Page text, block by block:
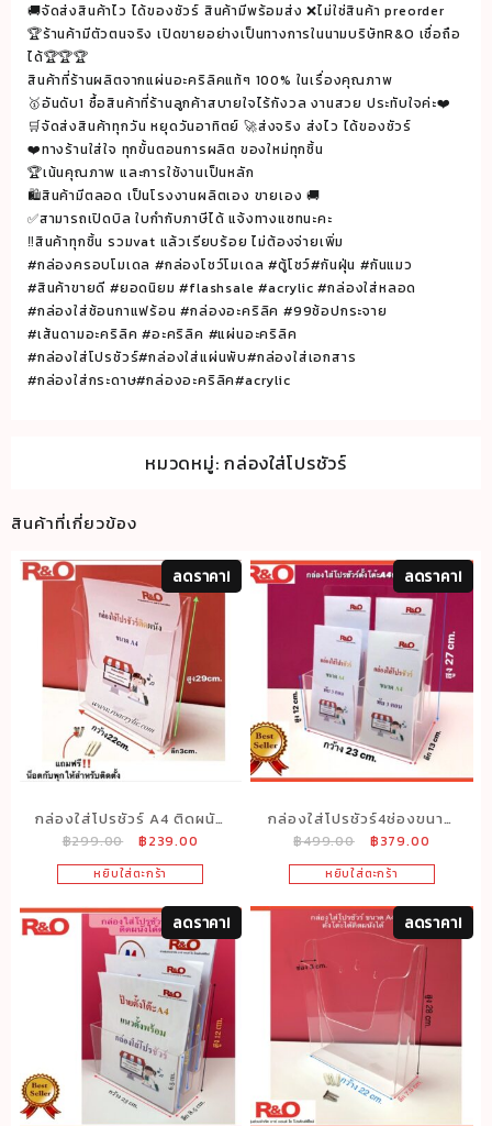
🚚จัดส่งสินค้าไว ได้ของชัวร์ สินค้ามีพร้อมส่ง ❌ไม่ใช่สินค้า preorder
🏆ร้านค้ามีตัวตนจริง เปิดขายอย่างเป็นทางการในนามบริษัทR&O เชื่อถือ
ได้🏆🏆🏆
สินค้าที่ร้านผลิตจากแผ่นอะคริลิคแท้ๆ 100% ในเรื่องคุณภาพ
🥇อันดับ1 ซื้อสินค้าที่ร้านลูกค้าสบายใจไร้กังวล งานสวย ประทับใจค่ะ❤️
🛒จัดส่งสินค้าทุกวัน หยุดวันอาทิตย์ 🚀ส่งจริง ส่งไว ได้ของชัวร์
❤️ทางร้านใส่ใจ ทุกขั้นตอนการผลิต ของใหม่ทุกชิ้น
🏆เน้นคุณภาพ และการใช้งานเป็นหลัก
🛍สินค้ามีตลอด เป็นโรงงานผลิตเอง ขายเอง 🚚
✅สามารถเปิดบิล ใบกำกับภาษีได้ แจ้งทางแซทนะคะ
‼️สินค้าทุกชิ้น รวมvat แล้วเรียบร้อย ไม่ต้องจ่ายเพิ่ม
#กล่องครอบโมเดล #กล่องโชว์โมเดล #ตู้โชว์#กันฝุ่น #กันแมว
#สินค้าขายดี #ยอดนิยม #flashsale #acrylic #กล่องใส่หลอด
#กล่องใส่ช้อนกาแฟร้อน #กล่องอะคริลิค #99ช้อปกระจาย
#เส้นดามอะคริลิค #อะคริลิค #แผ่นอะคริลิค
#กล่องใส่โปรชัวร์#กล่องใส่แผ่นพับ#กล่องใส่เอกสาร
#กล่องใส่กระดาษ#กล่องอะคริลิค#acrylic
หมวดหมู่:กล่องใส่โปรชัวร์
สินค้าที่เกี่ยวข้อง
ลดราคา!
กล่องใส่โปรชัวร์ A4 ติดผนัง
หรือใส่ซองเอกสาร สีใส
ขนาด 22x3x30 cm.
฿299.00
Original
price
was:
฿299.00.
฿239.00
price
is:
฿239.00.
หยิบใส่ตะกร้า
ลดราคา!
กล่องใส่โปรชัวร์4ช่องขนาด
A4พับ 3 ตอน สีใส ขนาด
23x13x27 cm.
฿499.00
Original
price
was:
฿499.00.
฿379.00
price
is:
฿379.00.
หยิบใส่ตะกร้า
ลดราคา! ลดราคา!